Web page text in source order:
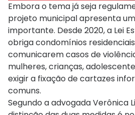
Embora o tema já seja
projeto municipal apresenta
importante. Desde 2020, a Lei
obriga condomínios
comunicarem casos de
mulheres, crianças,
exigir a fixação de cartazes
comuns.
Segundo a advogada Verônica